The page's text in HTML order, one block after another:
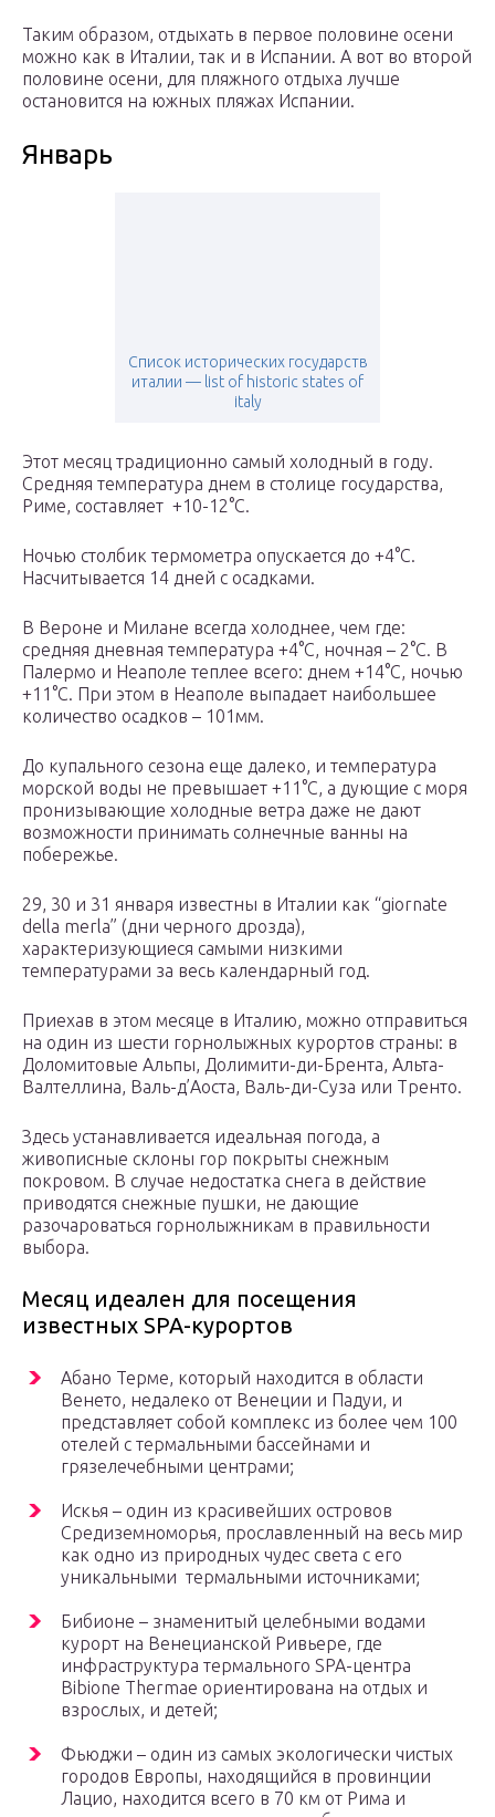
Таким образом, отдыхать в первое половине осени
можно как в Италии, так и в Испании. А вот во второй
половине осени, для пляжного отдыха лучше
остановится на южных пляжах Испании.
Январь
Список исторических государств
италии — list of historic states of
italy
Этот месяц традиционно самый холодный в году.
Средняя температура днем в столице государства,
Риме, составляет +10-12°С.
Ночью столбик термометра опускается до +4°С.
Насчитывается 14 дней с осадками.
В Вероне и Милане всегда холоднее, чем где:
средняя дневная температура +4°С, ночная – 2°С. В
Палермо и Неаполе теплее всего: днем +14°С, ночью
+11°С. При этом в Неаполе выпадает наибольшее
количество осадков – 101мм.
До купального сезона еще далеко, и температура
морской воды не превышает +11°С, а дующие с моря
пронизывающие холодные ветра даже не дают
возможности принимать солнечные ванны на
побережье.
29, 30 и 31 января известны в Италии как “giornate
della merla” (дни черного дрозда),
характеризующиеся самыми низкими
температурами за весь календарный год.
Приехав в этом месяце в Италию, можно отправиться
на один из шести горнолыжных курортов страны: в
Доломитовые Альпы, Долимити-ди-Брента, Альта-
Валтеллина, Валь-д’Аоста, Валь-ди-Суза или Тренто.
Здесь устанавливается идеальная погода, а
живописные склоны гор покрыты снежным
покровом. В случае недостатка снега в действие
приводятся снежные пушки, не дающие
разочароваться горнолыжникам в правильности
выбора.
Месяц идеален для посещения
известных SPA-курортов
Абано Терме, который находится в области
Венето, недалеко от Венеции и Падуи, и
представляет собой комплекс из более чем 100
отелей с термальными бассейнами и
грязелечебными центрами;
Искья – один из красивейших островов
Средиземноморья, прославленный на весь мир
как одно из природных чудес света с его
уникальными термальными источниками;
Бибионе – знаменитый целебными водами
курорт на Венецианской Ривьере, где
инфраструктура термального SPA-центра
Bibione Thermae ориентирована на отдых и
взрослых, и детей;
Фьюджи – один из самых экологически чистых
городов Европы, находящийся в провинции
Лацио, находится всего в 70 км от Рима и